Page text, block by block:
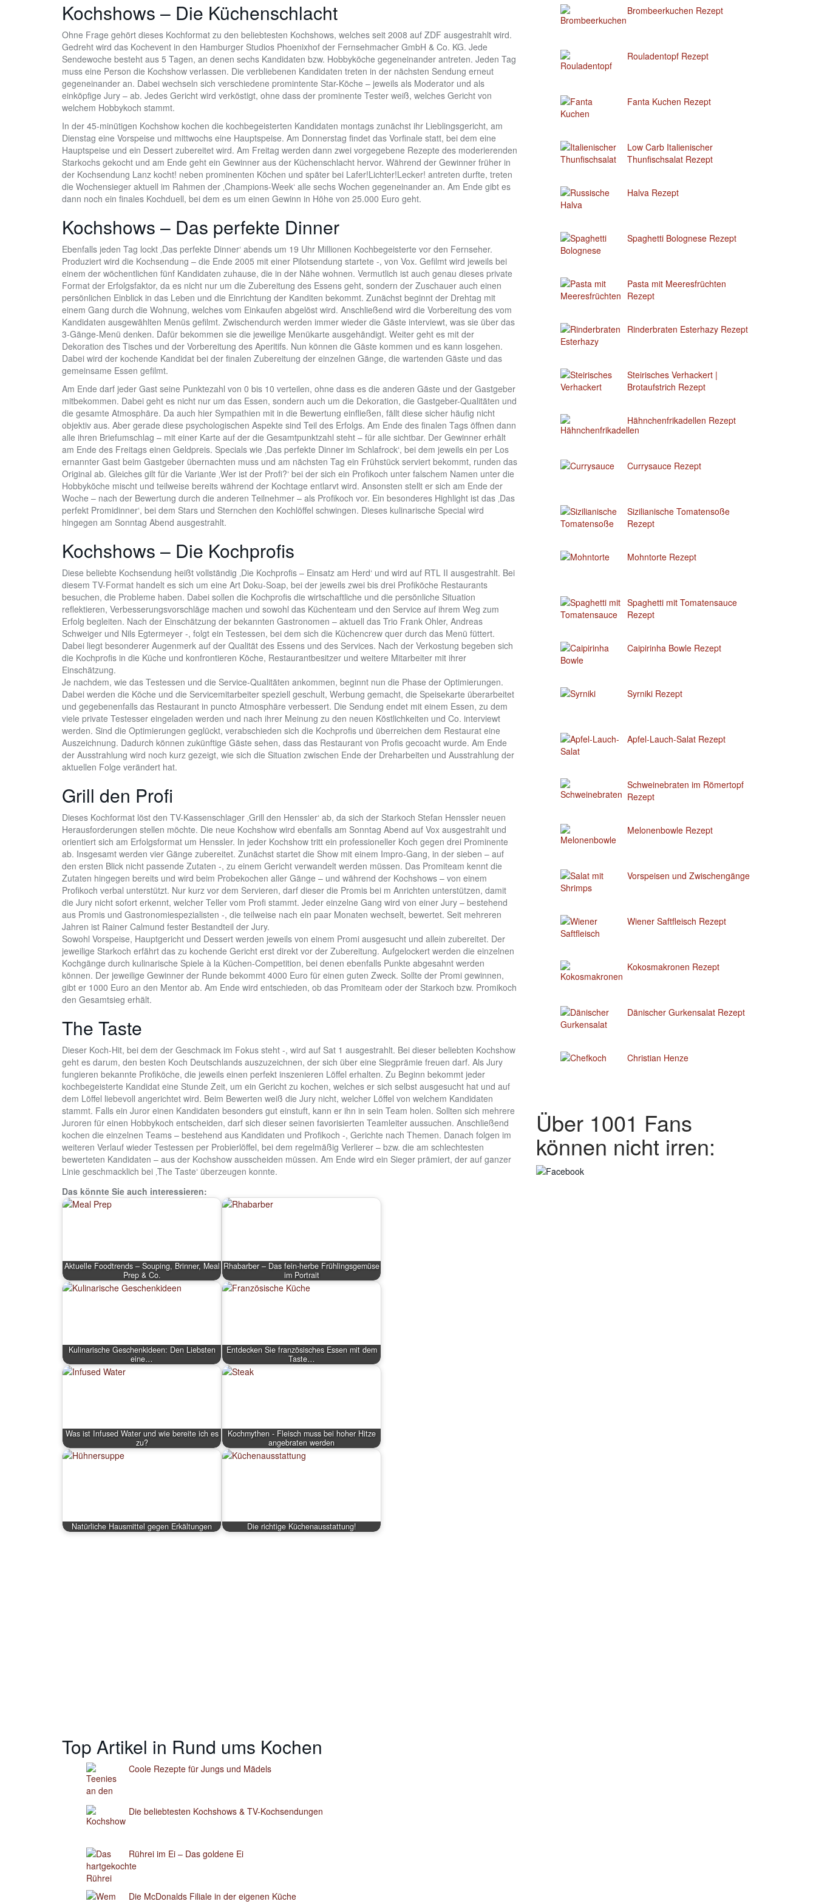
Kochshows – Die Küchenschlacht
Ohne Frage gehört dieses Kochformat zu den beliebtesten Kochshows, welches seit 2008 auf ZDF ausgestrahlt wird.
Gedreht wird das Kochevent in den Hamburger Studios Phoenixhof der Fernsehmacher GmbH & Co. KG. Jede
Sendewoche besteht aus 5 Tagen, an denen sechs Kandidaten bzw. Hobbyköche gegeneinander antreten. Jeden Tag
muss eine Person die Kochshow verlassen. Die verbliebenen Kandidaten treten in der nächsten Sendung erneut
gegeneinander an. Dabei wechseln sich verschiedene promintente Star-Köche – jeweils als Moderator und als
einköpfige Jury – ab. Jedes Gericht wird verköstigt, ohne dass der prominente Tester weiß, welches Gericht von
welchem Hobbykoch stammt.
In der 45-minütigen Kochshow kochen die kochbegeisterten Kandidaten montags zunächst ihr Lieblingsgericht, am
Dienstag eine Vorspeise und mittwochs eine Hauptspeise. Am Donnerstag findet das Vorfinale statt, bei dem eine
Hauptspeise und ein Dessert zubereitet wird. Am Freitag werden dann zwei vorgegebene Rezepte des moderierenden
Starkochs gekocht und am Ende geht ein Gewinner aus der Küchenschlacht hervor. Während der Gewinner früher in
der Kochsendung Lanz kocht! neben prominenten Köchen und später bei Lafer!Lichter!Lecker! antreten durfte, treten
die Wochensieger aktuell im Rahmen der ‚Champions-Week‘ alle sechs Wochen gegeneinander an. Am Ende gibt es
dann noch ein finales Kochduell, bei dem es um einen Gewinn in Höhe von 25.000 Euro geht.
Kochshows – Das perfekte Dinner
Ebenfalls jeden Tag lockt ‚Das perfekte Dinner‘ abends um 19 Uhr Millionen Kochbegeisterte vor den Fernseher.
Produziert wird die Kochsendung – die Ende 2005 mit einer Pilotsendung startete -, von Vox. Gefilmt wird jeweils bei
einem der wöchentlichen fünf Kandidaten zuhause, die in der Nähe wohnen. Vermutlich ist auch genau dieses private
Format der Erfolgsfaktor, da es nicht nur um die Zubereitung des Essens geht, sondern der Zuschauer auch einen
persönlichen Einblick in das Leben und die Einrichtung der Kanditen bekommt. Zunächst beginnt der Drehtag mit
einem Gang durch die Wohnung, welches vom Einkaufen abgelöst wird. Anschließend wird die Vorbereitung des vom
Kandidaten ausgewählten Menüs gefilmt. Zwischendurch werden immer wieder die Gäste interviewt, was sie über das
3-Gänge-Menü denken. Dafür bekommen sie die jeweilige Menükarte ausgehändigt. Weiter geht es mit der
Dekoration des Tisches und der Vorbereitung des Aperitifs. Nun können die Gäste kommen und es kann losgehen.
Dabei wird der kochende Kandidat bei der finalen Zubereitung der einzelnen Gänge, die wartenden Gäste und das
gemeinsame Essen gefilmt.
Am Ende darf jeder Gast seine Punktezahl von 0 bis 10 verteilen, ohne dass es die anderen Gäste und der Gastgeber
mitbekommen. Dabei geht es nicht nur um das Essen, sondern auch um die Dekoration, die Gastgeber-Qualitäten und
die gesamte Atmosphäre. Da auch hier Sympathien mit in die Bewertung einfließen, fällt diese sicher häufig nicht
objektiv aus. Aber gerade diese psychologischen Aspekte sind Teil des Erfolgs. Am Ende des finalen Tags öffnen dann
alle ihren Briefumschlag – mit einer Karte auf der die Gesamtpunktzahl steht – für alle sichtbar. Der Gewinner erhält
am Ende des Freitags einen Geldpreis. Specials wie ‚Das perfekte Dinner im Schlafrock‘, bei dem jeweils ein per Los
ernannter Gast beim Gastgeber übernachten muss und am nächsten Tag ein Frühstück serviert bekommt, runden das
Original ab. Gleiches gilt für die Variante ‚Wer ist der Profi?‘ bei der sich ein Profikoch unter falschem Namen unter die
Hobbyköche mischt und teilweise bereits während der Kochtage entlarvt wird. Ansonsten stellt er sich am Ende der
Woche – nach der Bewertung durch die anderen Teilnehmer – als Profikoch vor. Ein besonderes Highlight ist das ‚Das
perfekt Promidinner‘, bei dem Stars und Sternchen den Kochlöffel schwingen. Dieses kulinarische Special wird
hingegen am Sonntag Abend ausgestrahlt.
Kochshows – Die Kochprofis
Diese beliebte Kochsendung heißt vollständig ‚Die Kochprofis – Einsatz am Herd‘ und wird auf RTL II ausgestrahlt. Bei
diesem TV-Format handelt es sich um eine Art Doku-Soap, bei der jeweils zwei bis drei Profiköche Restaurants
besuchen, die Probleme haben. Dabei sollen die Kochprofis die wirtschaftliche und die persönliche Situation
reflektieren, Verbesserungsvorschläge machen und sowohl das Küchenteam und den Service auf ihrem Weg zum
Erfolg begleiten. Nach der Einschätzung der bekannten Gastronomen – aktuell das Trio Frank Ohler, Andreas
Schweiger und Nils Egtermeyer -, folgt ein Testessen, bei dem sich die Küchencrew quer durch das Menü füttert.
Dabei liegt besonderer Augenmerk auf der Qualität des Essens und des Services. Nach der Verkostung begeben sich
die Kochprofis in die Küche und konfrontieren Köche, Restaurantbesitzer und weitere Mitarbeiter mit ihrer
Einschätzung.
Je nachdem, wie das Testessen und die Service-Qualitäten ankommen, beginnt nun die Phase der Optimierungen.
Dabei werden die Köche und die Servicemitarbeiter speziell geschult, Werbung gemacht, die Speisekarte überarbeitet
und gegebenenfalls das Restaurant in puncto Atmosphäre verbessert. Die Sendung endet mit einem Essen, zu dem
viele private Testesser eingeladen werden und nach ihrer Meinung zu den neuen Köstlichkeiten und Co. interviewt
werden. Sind die Optimierungen geglückt, verabschieden sich die Kochprofis und überreichen dem Restaurat eine
Auszeichnung. Dadurch können zukünftige Gäste sehen, dass das Restaurant von Profis gecoacht wurde. Am Ende
der Ausstrahlung wird noch kurz gezeigt, wie sich die Situation zwischen Ende der Dreharbeiten und Ausstrahlung der
aktuellen Folge verändert hat.
Grill den Profi
Dieses Kochformat löst den TV-Kassenschlager ‚Grill den Henssler‘ ab, da sich der Starkoch Stefan Henssler neuen
Herausforderungen stellen möchte. Die neue Kochshow wird ebenfalls am Sonntag Abend auf Vox ausgestrahlt und
orientiert sich am Erfolgsformat um Henssler. In jeder Kochshow tritt ein professioneller Koch gegen drei Prominente
ab. Insgesamt werden vier Gänge zubereitet. Zunächst startet die Show mit einem Impro-Gang, in der sieben – auf
den ersten Blick nicht passende Zutaten -, zu einem Gericht verwandelt werden müssen. Das Promiteam kennt die
Zutaten hingegen bereits und wird beim Probekochen aller Gänge – und während der Kochshows – von einem
Profikoch verbal unterstützt. Nur kurz vor dem Servieren, darf dieser die Promis bei m Anrichten unterstützen, damit
die Jury nicht sofort erkennt, welcher Teller vom Profi stammt. Jeder einzelne Gang wird von einer Jury – bestehend
aus Promis und Gastronomiespezialisten -, die teilweise nach ein paar Monaten wechselt, bewertet. Seit mehreren
Jahren ist Rainer Calmund fester Bestandteil der Jury.
Sowohl Vorspeise, Hauptgericht und Dessert werden jeweils von einem Promi ausgesucht und allein zubereitet. Der
jeweilige Starkoch erfährt das zu kochende Gericht erst direkt vor der Zubereitung. Aufgelockert werden die einzelnen
Kochgänge durch kulinarische Spiele à la Küchen-Competition, bei denen ebenfalls Punkte abgesahnt werden
können. Der jeweilige Gewinner der Runde bekommt 4000 Euro für einen guten Zweck. Sollte der Promi gewinnen,
gibt er 1000 Euro an den Mentor ab. Am Ende wird entschieden, ob das Promiteam oder der Starkoch bzw. Promikoch
den Gesamtsieg erhält.
The Taste
Dieser Koch-Hit, bei dem der Geschmack im Fokus steht -, wird auf Sat 1 ausgestrahlt. Bei dieser beliebten Kochshow
geht es darum, den besten Koch Deutschlands auszuzeichnen, der sich über eine Siegprämie freuen darf. Als Jury
fungieren bekannte Profiköche, die jeweils einen perfekt inszenieren Löffel erhalten. Zu Beginn bekommt jeder
kochbegeisterte Kandidat eine Stunde Zeit, um ein Gericht zu kochen, welches er sich selbst ausgesucht hat und auf
dem Löffel liebevoll angerichtet wird. Beim Bewerten weiß die Jury nicht, welcher Löffel von welchem Kandidaten
stammt. Falls ein Juror einen Kandidaten besonders gut einstuft, kann er ihn in sein Team holen. Sollten sich mehrere
Juroren für einen Hobbykoch entscheiden, darf sich dieser seinen favorisierten Teamleiter aussuchen. Anschließend
kochen die einzelnen Teams – bestehend aus Kandidaten und Profikoch -, Gerichte nach Themen. Danach folgen im
weiteren Verlauf wieder Testessen per Probierlöffel, bei dem regelmäßig Verlierer – bzw. die am schlechtesten
bewerteten Kandidaten – aus der Kochshow ausscheiden müssen. Am Ende wird ein Sieger prämiert, der auf ganzer
Linie geschmacklich bei ‚The Taste‘ überzeugen konnte.
Das könnte Sie auch interessieren:
Aktuelle Foodtrends – Souping, Brinner, Meal
Prep & Co.
Rhabarber – Das fein-herbe Frühlingsgemüse
im Portrait
Kulinarische Geschenkideen: Den Liebsten
eine…
Entdecken Sie französisches Essen mit dem
Taste…
Was ist Infused Water und wie bereite ich es
zu?
Kochmythen - Fleisch muss bei hoher Hitze
angebraten werden
Natürliche Hausmittel gegen Erkältungen Die richtige Küchenausstattung!
Top Artikel in Rund ums Kochen
Coole Rezepte für Jungs und Mädels
Die beliebtesten Kochshows & TV-Kochsendungen
Rührei im Ei – Das goldene Ei
Die McDonalds Filiale in der eigenen Küche
Brombeerkuchen Rezept
Rouladentopf Rezept
Fanta Kuchen Rezept
Low Carb Italienischer
Thunfischsalat Rezept
Halva Rezept
Spaghetti Bolognese Rezept
Pasta mit Meeresfrüchten
Rezept
Rinderbraten Esterhazy Rezept
Steirisches Verhackert |
Brotaufstrich Rezept
Hähnchenfrikadellen Rezept
Currysauce Rezept
Sizilianische Tomatensoße
Rezept
Mohntorte Rezept
Spaghetti mit Tomatensauce
Rezept
Caipirinha Bowle Rezept
Syrniki Rezept
Apfel-Lauch-Salat Rezept
Schweinebraten im Römertopf
Rezept
Melonenbowle Rezept
Vorspeisen und Zwischengänge
Wiener Saftfleisch Rezept
Kokosmakronen Rezept
Dänischer Gurkensalat Rezept
Christian Henze
Über 1001 Fans
können nicht irren: